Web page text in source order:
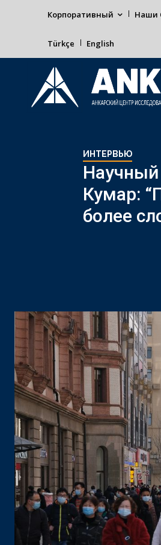
Корпоративный Наши
Türkçe English
ИНТЕРВЬЮ
Научный
Кумар:
более